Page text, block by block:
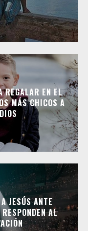
EN EL
MÁS CHICOS A
JESÚS ANTE
AL